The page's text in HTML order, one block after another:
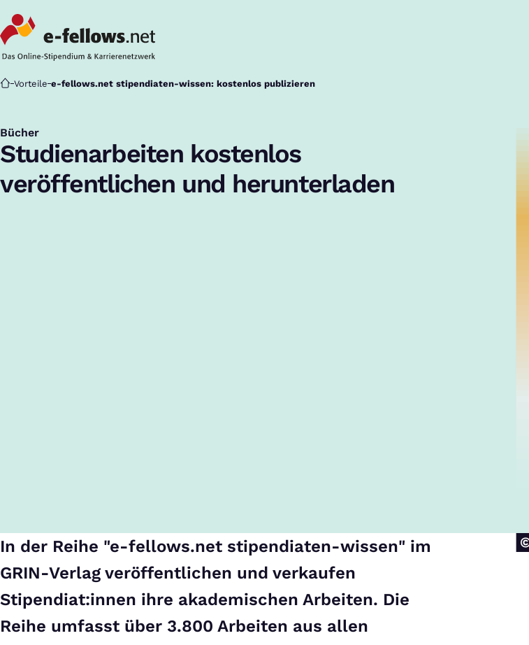
Startseite
Vorteile e-fellows.net stipendiaten-wissen: kostenlos publizieren
Bücher
:
Studienarbeiten kostenlos
veröffentlichen und herunterladen
In der Reihe "e-fellows.net stipendiaten-wissen" im
GRIN-Verlag veröffentlichen und verkaufen
Stipendiat:innen ihre akademischen Arbeiten. Die
Reihe umfasst über 3.800 Arbeiten aus allen